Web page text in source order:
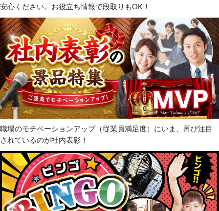
安心ください。お役立ち情報で段取りもOK！
職場のモチベーションアップ（従業員満足度）にいま、再び注目
されているのが社内表彰！